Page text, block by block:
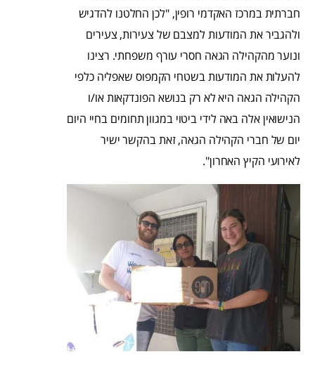
חברתית במרכז האקדמי רופין, "לכן החלטנו להדגיש
ולהגביר את המודעות למצבם של צעירות, צעירים
ונוער מהקהילה הגאה חסרי עורף משפחתי. רצינו
להעלות את המודעות בשטחי הקמפוס שאפליה כלפי
הקהילה הגאה היא לא רק בנושא הפונדקאות או/ו
הנישואין אלה באה לידי ביטוי במגוון תחומים בחיי היום
יום של חברי הקהילה הגאה, זאת בהקשר ישיר
לאירועי הקיץ האחרון".